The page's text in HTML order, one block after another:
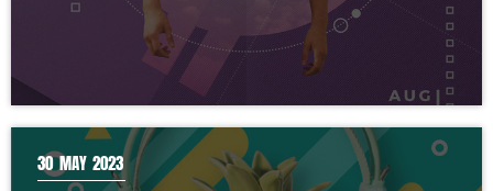
30 MAY 2023